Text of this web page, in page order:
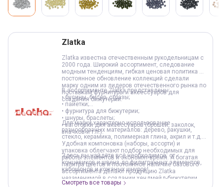
Добавление в корзину
Zlatka
Zlatka известна отечественным рукодельницам с
2000 года. Широкий ассортимент, следование
модным тенденциям, гибкая ценовая политика и
постоянное обновление коллекций сделали
марку одним из лидеров отечественного рынка по
поставкам фурнитуры и аксессуаров для
создания бижутерии.
В ассортименте Zlatka представлены:
• бусины, бисер, стразы;
• пайетки;
• фурнитура для бижутерии;
• шнуры, браслеты;
• заготовки для аксессуаров (брошей, заколок,
значков и т.п.).
Для марки характерно использование
разнообразных материалов: дерево, ракушки,
стекло, керамика, полимерная глина, акрил и т.д.
Удобная компоновка (наборы, ассорти) и
упаковка облегчают подбор необходимых для
работы элементов и экономят время. А богатая
палитра цветов и постоянное наличие базового
ассортимента делают продукцию Zlatka
незаменимой в создании хендмейд-бижутерии.
Здесь вы найдёте всё необходимое: от
концевиков и швенз до филигранных элементов,
кабошонов и кожаных шнуров!
Смотреть все товары